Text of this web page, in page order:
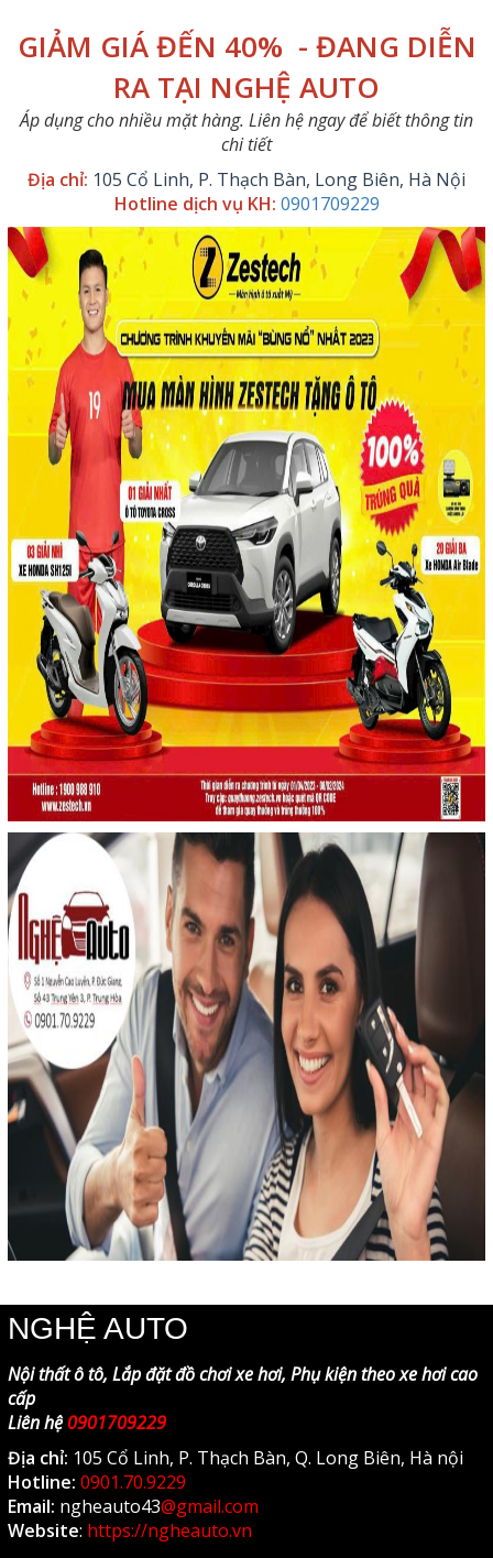
GIẢM GIÁ ĐẾN 40% - ĐANG DIỄN
RA TẠI NGHỆ AUTO
Áp dụng cho nhiều mặt hàng. Liên hệ ngay để biết thông tin
chi tiết
Địa chỉ: 105 Cổ Linh, P. Thạch Bàn, Long Biên, Hà Nội
Hotline dịch vụ KH: 0901709229
NGHỆ AUTO
Nội thất ô tô, Lắp đặt đồ chơi xe hơi, Phụ kiện theo xe hơi cao
cấp
Liên hệ 0901709229
Địa chỉ: 105 Cổ Linh, P. Thạch Bàn, Q. Long Biên, Hà nội
Hotline: 0901.70.9229
Email: ngheauto43@gmail.com
Website: https://ngheauto.vn